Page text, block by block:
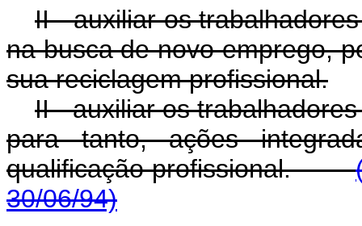
II - auxiliar os
na busca de novo emprego,
sua reciclagem profissional.
II - auxiliar os
para tanto, ações
qualificação profissional.
30/06/94)